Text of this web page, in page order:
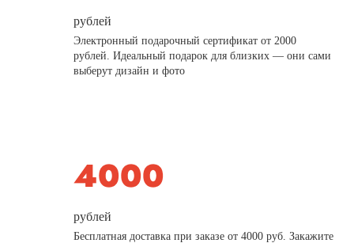
рублей
Электронный подарочный сертификат от 2000
рублей. Идеальный подарок для близких — они сами
выберут дизайн и фото
рублей
Бесплатная доставка при заказе от 4000 руб. Закажите